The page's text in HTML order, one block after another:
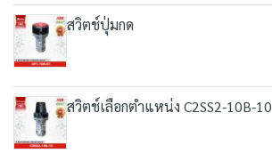
สวิตช์ปุ่มกด
สวิตช์เลือกตำแหน่ง C2SS2-10B-10